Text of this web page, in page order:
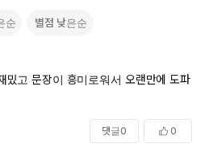
며 글로벌 스토리텔러로 자리매
수, 기화》가 출간됐다. 가상국 목
을 파고든다.
‘이초’와 그 중심에 선 비밀스러운 살
혔던 두 사람이 이제는 서로의 목숨
함을 넘어 지독한 긴장감을 자아낸
암투와 복수극이 거침없이 전개되는
순 별점 낮은순
밌고 문장이 흥미로워서 오랜만에 도파
댓글0 0